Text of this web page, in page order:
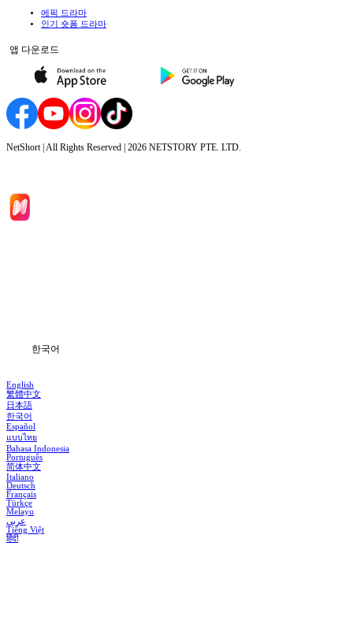
에픽 드라마
인기 숏폼 드라마
앱 다운로드
NetShort | All Rights Reserved | 2026 NETSTORY PTE. LTD.
한국어
English
繁體中文
日本語
한국어
Español
แบบไทย
Bahasa Indonesia
Português
简体中文
Italiano
Deutsch
Français
Türkçe
Melayu
عربي
Tiếng Việt
हिंदी